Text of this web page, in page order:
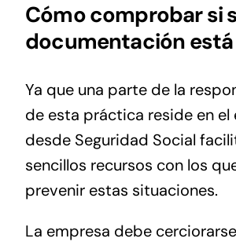
Cómo comprobar si
documentación está
Ya que una parte de la
de esta práctica reside en el
desde Seguridad Social
sencillos recursos con los
prevenir estas situaciones.
La empresa debe